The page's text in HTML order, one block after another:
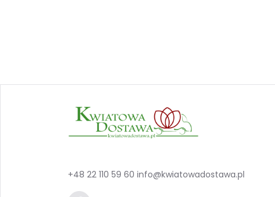
+48 22 110 59 60 info@kwiatowadostawa.pl